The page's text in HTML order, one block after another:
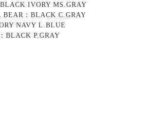
IVORY MS.GRAY
BEAR：BLACK C.GRAY
NAVY L.BLUE
BLACK P.GRAY